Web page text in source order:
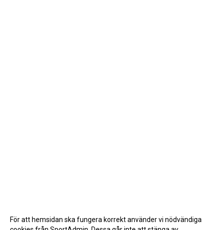
För att hemsidan ska fungera korrekt använder vi nödvändiga